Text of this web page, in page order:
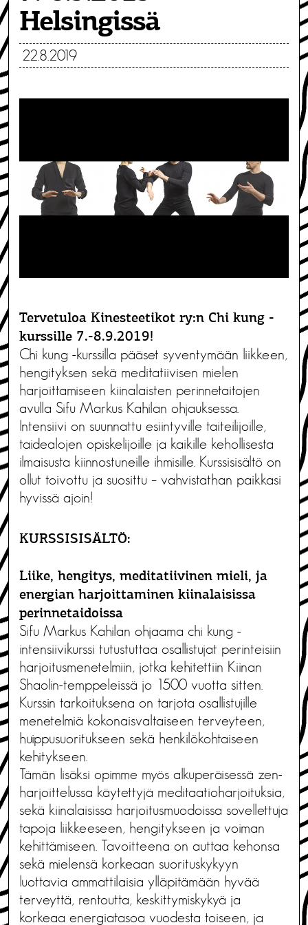
Helsingissä
22.8.2019
Tervetuloa Kinesteetikot ry:n Chi kung -
kurssille 7.-8.9.2019!
Chi kung -kurssilla pääset syventymään liikkeen,
hengityksen sekä meditatiivisen mielen
harjoittamiseen kiinalaisten perinnetaitojen
avulla Sifu Markus Kahilan ohjauksessa.
Intensiivi on suunnattu esiintyville taiteilijoille,
taidealojen opiskelijoille ja kaikille kehollisesta
ilmaisusta kiinnostuneille ihmisille. Kurssisisältö on
ollut toivottu ja suosittu – vahvistathan paikkasi
hyvissä ajoin!
KURSSISISÄLTÖ:
Liike, hengitys, meditatiivinen mieli, ja
energian harjoittaminen kiinalaisissa
perinnetaidoissa
Sifu Markus Kahilan ohjaama chi kung -
intensiivikurssi tutustuttaa osallistujat perinteisiin
harjoitusmenetelmiin, jotka kehitettiin Kiinan
Shaolin-temppeleissä jo 1500 vuotta sitten.
Kurssin tarkoituksena on tarjota osallistujille
menetelmiä kokonaisvaltaiseen terveyteen,
huippusuoritukseen sekä henkilökohtaiseen
kehitykseen.
Tämän lisäksi opimme myös alkuperäisessä zen-
harjoittelussa käytettyjä meditaatioharjoituksia,
sekä kiinalaisissa harjoitusmuodoissa sovellettuja
tapoja liikkeeseen, hengitykseen ja voiman
kehittämiseen. Tavoitteena on auttaa kehonsa
sekä mielensä korkeaan suorituskykyyn
luottavia ammattilaisia ylläpitämään hyvää
terveyttä, rentoutta, keskittymiskykyä ja
korkeaa energiatasoa vuodesta toiseen, ja